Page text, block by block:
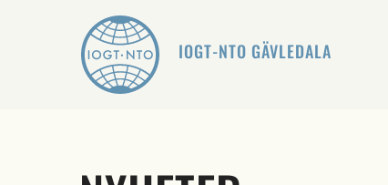
IOGT-NTO GÄVLEDALA